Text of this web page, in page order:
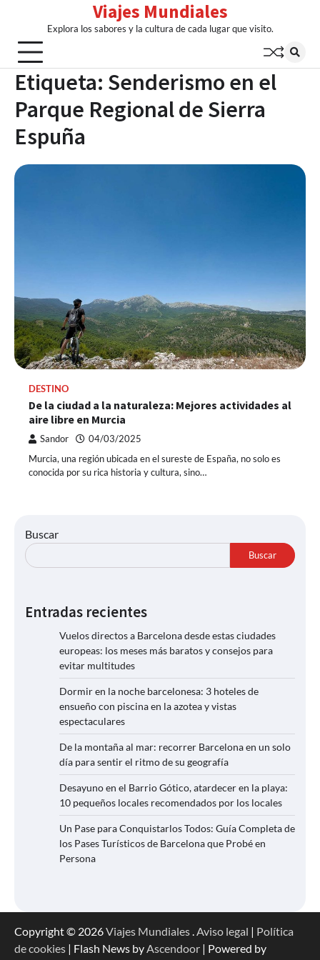
content
Viajes Mundiales
Explora los sabores y la cultura de cada lugar que visito.
Etiqueta: Senderismo en el
Parque Regional de Sierra
Espuña
DESTINO
De la ciudad a la naturaleza: Mejores actividades al
aire libre en Murcia
Sandor 04/03/2025
Murcia, una región ubicada en el sureste de España, no solo es
conocida por su rica historia y cultura, sino…
Buscar
Buscar
Entradas recientes
Vuelos directos a Barcelona desde estas ciudades
europeas: los meses más baratos y consejos para
evitar multitudes
Dormir en la noche barcelonesa: 3 hoteles de
ensueño con piscina en la azotea y vistas
espectaculares
De la montaña al mar: recorrer Barcelona en un solo
día para sentir el ritmo de su geografía
Desayuno en el Barrio Gótico, atardecer en la playa:
10 pequeños locales recomendados por los locales
Un Pase para Conquistarlos Todos: Guía Completa de
los Pases Turísticos de Barcelona que Probé en
Persona
Copyright © 2026Viajes Mundiales.Aviso legal | Política
de cookies | Flash News byAscendoor | Powered by